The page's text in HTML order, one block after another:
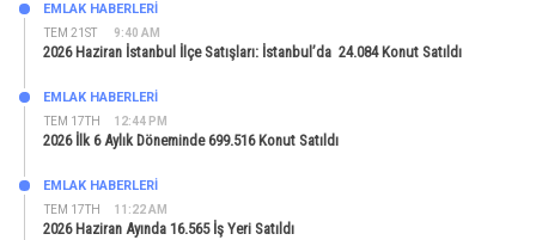
TEM 21ST 9:40 AM
EMLAK HABERLERI
2026 Haziran İstanbul İlçe Satışları: İstanbul’da 24.084 Konut Satıldı
TEM 17TH 12:44 PM
EMLAK HABERLERI
2026 İlk 6 Aylık Döneminde 699.516 Konut Satıldı
TEM 17TH 11:22 AM
EMLAK HABERLERI
2026 Haziran Ayında 16.565 İş Yeri Satıldı